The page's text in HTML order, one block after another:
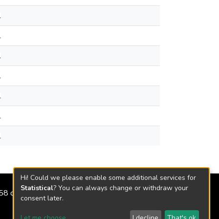
de 2018
Hi! Could we please enable some additional services for
Statistical? You can always change or withdraw your
consent later.